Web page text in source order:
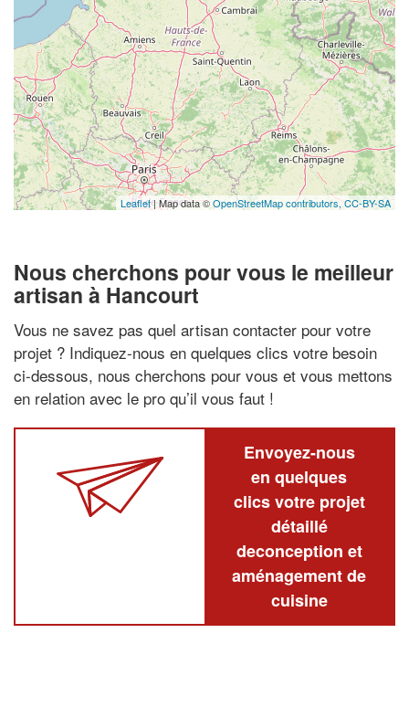
Leaflet| Map data ©OpenStreetMap contributors,CC-BY-SA
Nous cherchons pour vous le meilleur
artisan à Hancourt
Vous ne savez pas quel artisan contacter pour votre
projet ? Indiquez-nous en quelques clics votre besoin
ci-dessous, nous cherchons pour vous et vous mettons
en relation avec le pro qu’il vous faut !
Envoyez-nous
en quelques
clics votre projet
détaillé
deconception et
aménagement de
cuisine